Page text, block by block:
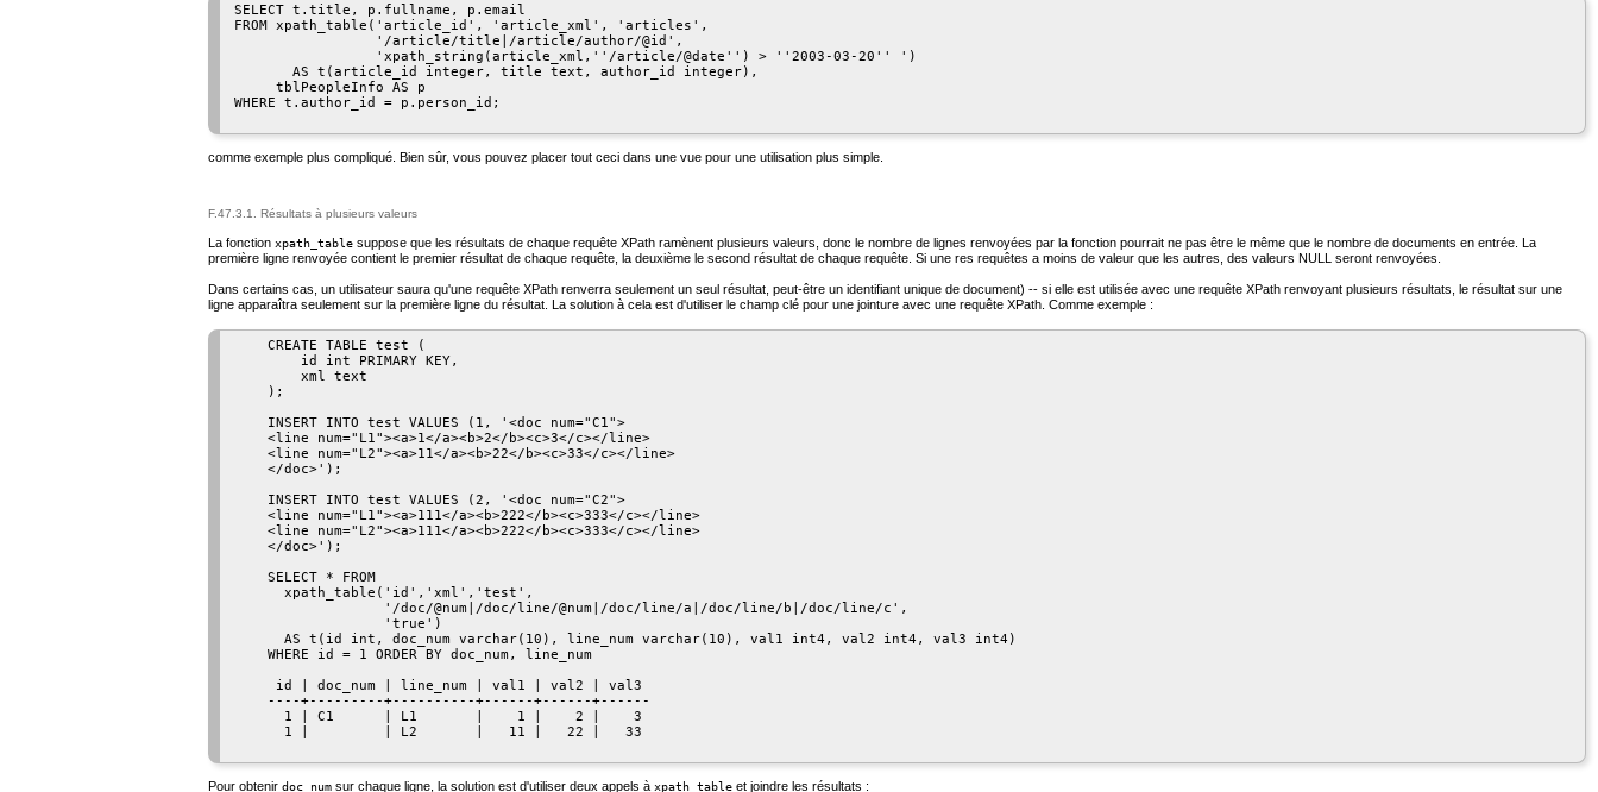
SELECT t.title, p.fullname, p.email
FROM xpath_table('article_id', 'article_xml', 'articles',
                 '/article/title|/article/author/@id',
                 'xpath_string(article_xml,''/article/@date'') > ''2003-03-20'' ')
       AS t(article_id integer, title text, author_id integer),
     tblPeopleInfo AS p
WHERE t.author_id = p.person_id;
comme exemple plus compliqué. Bien sûr, vous pouvez placer tout ceci dans une vue pour une utilisation plus simple.
F.47.3.1. Résultats à plusieurs valeurs
La fonction xpath_table suppose que les résultats de chaque requête XPath ramènent plusieurs valeurs, donc le nombre de lignes renvoyées par la fonction pourrait ne pas être le même que le nombre de documents en entrée. La
première ligne renvoyée contient le premier résultat de chaque requête, la deuxième le second résultat de chaque requête. Si une res requêtes a moins de valeur que les autres, des valeurs NULL seront renvoyées.
Dans certains cas, un utilisateur saura qu'une requête XPath renverra seulement un seul résultat, peut-être un identifiant unique de document) -- si elle est utilisée avec une requête XPath renvoyant plusieurs résultats, le résultat sur une
ligne apparaîtra seulement sur la première ligne du résultat. La solution à cela est d'utiliser le champ clé pour une jointure avec une requête XPath. Comme exemple :
    CREATE TABLE test (
        id int PRIMARY KEY,
        xml text
    );
    INSERT INTO test VALUES (1, '<doc num="C1">
    <line num="L1"><a>1</a><b>2</b><c>3</c></line>
    <line num="L2"><a>11</a><b>22</b><c>33</c></line>
    </doc>');
    INSERT INTO test VALUES (2, '<doc num="C2">
    <line num="L1"><a>111</a><b>222</b><c>333</c></line>
    <line num="L2"><a>111</a><b>222</b><c>333</c></line>
    </doc>');
    SELECT * FROM
      xpath_table('id','xml','test',
                  '/doc/@num|/doc/line/@num|/doc/line/a|/doc/line/b|/doc/line/c',
                  'true')
      AS t(id int, doc_num varchar(10), line_num varchar(10), val1 int4, val2 int4, val3 int4)
    WHERE id = 1 ORDER BY doc_num, line_num
     id | doc_num | line_num | val1 | val2 | val3
    ----+---------+----------+------+------+------
      1 | C1      | L1       |    1 |    2 |    3
      1 |         | L2       |   11 |   22 |   33
Pour obtenir doc_num sur chaque ligne, la solution est d'utiliser deux appels à xpath_table et joindre les résultats :